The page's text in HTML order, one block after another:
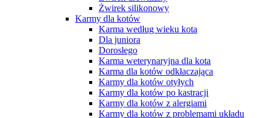
Żwirek silikonowy
Karmy dla kotów
Karma według wieku kota
Dla juniora
Dorosłego
Karma weterynaryjna dla kota
Karma dla kotów odkłaczająca
Karmy dla kotów otyłych
Karmy dla kotów po kastracji
Karmy dla kotów z alergiami
Karmy dla kotów z problemami układu